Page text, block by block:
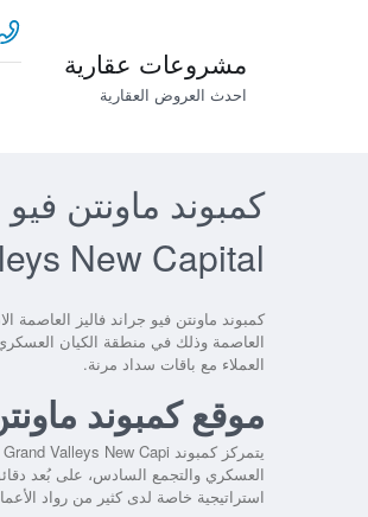
مشروعات عقارية
احدث العروض العقارية
كمبوند ماونتن فيو
New Capital
كمبوند ماونتن فيو جراند فاليز العاصمة
العملاء مع باقات سداد مرنة.
موقع كمبوند
يتمركز كمبوند Valleys New Capi
العسكري والتجمع السادس، على بُعد
استراتيجية خاصة لدى كثير من رواد